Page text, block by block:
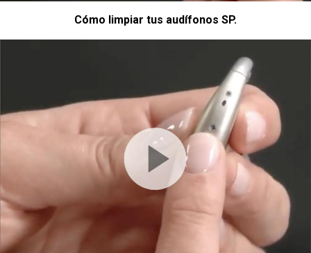
Cómo limpiar tus audífonos SP.